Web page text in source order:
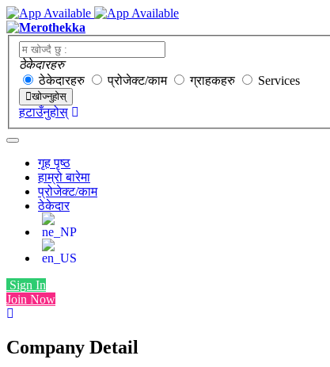
ठेकेदारहरु
ठेकेदारहरु
प्रोजेक्ट/काम ग्राहकहरु Services
खोज्नुहोस्
हटाउँनुहोस्
गृह पृष्ठ
हाम्रो बारेमा
प्रोजेक्ट/काम
ठेकेदार
Sign In
Join Now
Company Detail